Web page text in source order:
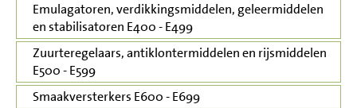
Emulagatoren, verdikkingsmiddelen, geleermiddelen
en stabilisatoren E400 - E499
Zuurteregelaars, antiklontermiddelen en rijsmiddelen
E500 - E599
Smaakversterkers E600 - E699